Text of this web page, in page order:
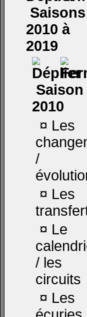
Saisons
2010 à
2019
Saison
2010
¤ Les
/
¤ Les
¤ Le
/ les
circuits
¤ Les